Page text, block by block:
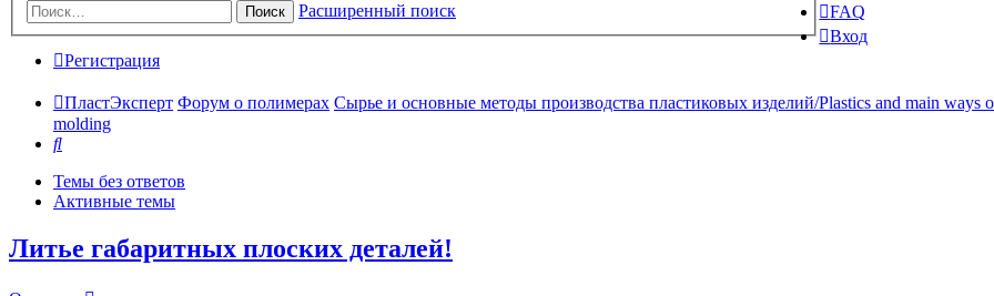
Поиск Расширенный поиск
FAQ
Вход
Регистрация
ПластЭксперт Форум о полимерах Сырье и основные методы производства пластиковых изделий/Plastics and main ways
molding
Поиск
Темы без ответов
Активные темы
Литье габаритных плоских деталей!